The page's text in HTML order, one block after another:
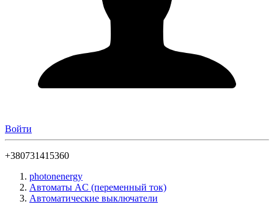
Войти
+380731415360
photonenergy
Автоматы AC (переменный ток)
Автоматические выключатели